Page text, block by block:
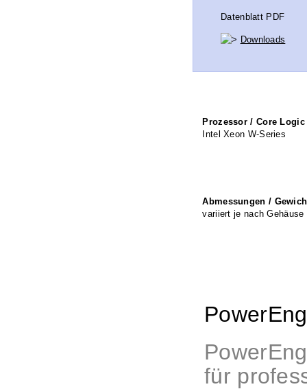
Datenblatt PDF
Downloads
Prozessor / Core Logic
Intel Xeon W-Series
Abmessungen /
variiert je nach Gehäuse
für